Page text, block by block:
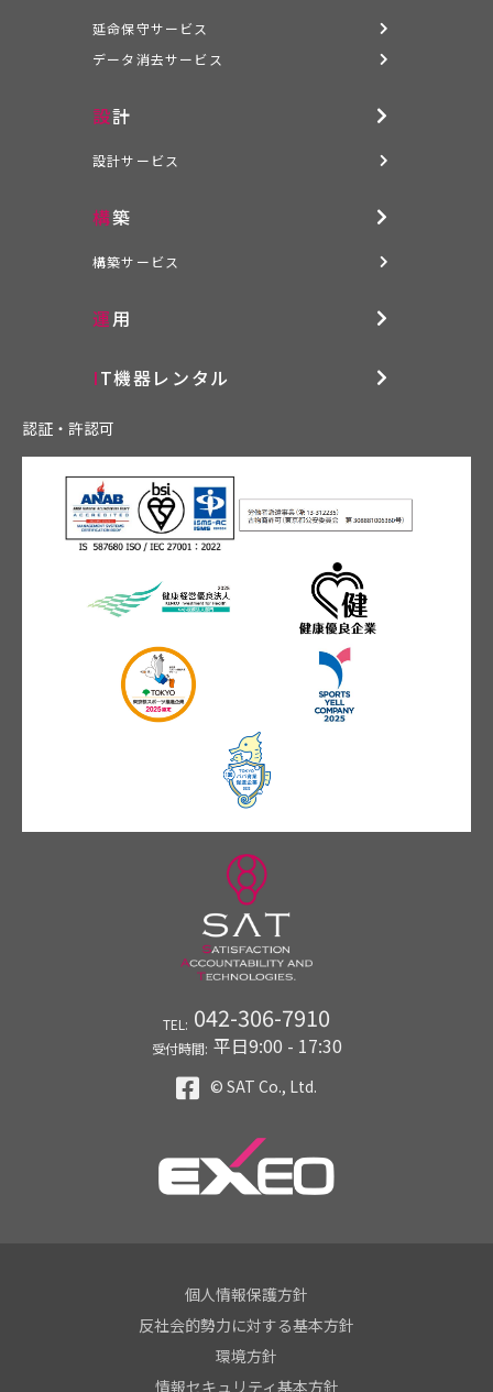
延命保守サービス
データ消去サービス
設計
設計サービス
構築
構築サービス
運用
IT機器レンタル
認証・許認可
TEL: 042-306-7910
受付時間: 平日9:00 - 17:30
© SAT Co., Ltd.
個人情報保護方針
反社会的勢力に対する基本方針
環境方針
情報セキュリティ基本方針